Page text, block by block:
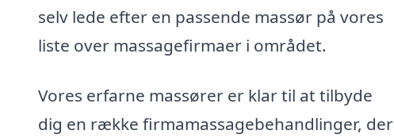
selv lede efter en passende massør på vores
liste over massagefirmaer i området.
Vores erfarne massører er klar til at tilbyde
dig en række firmamassagebehandlinger, der